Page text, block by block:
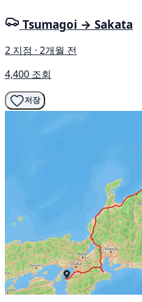
Tsumagoi → Sakata
2 지점 · 2개월 전
4,400 조회
저장